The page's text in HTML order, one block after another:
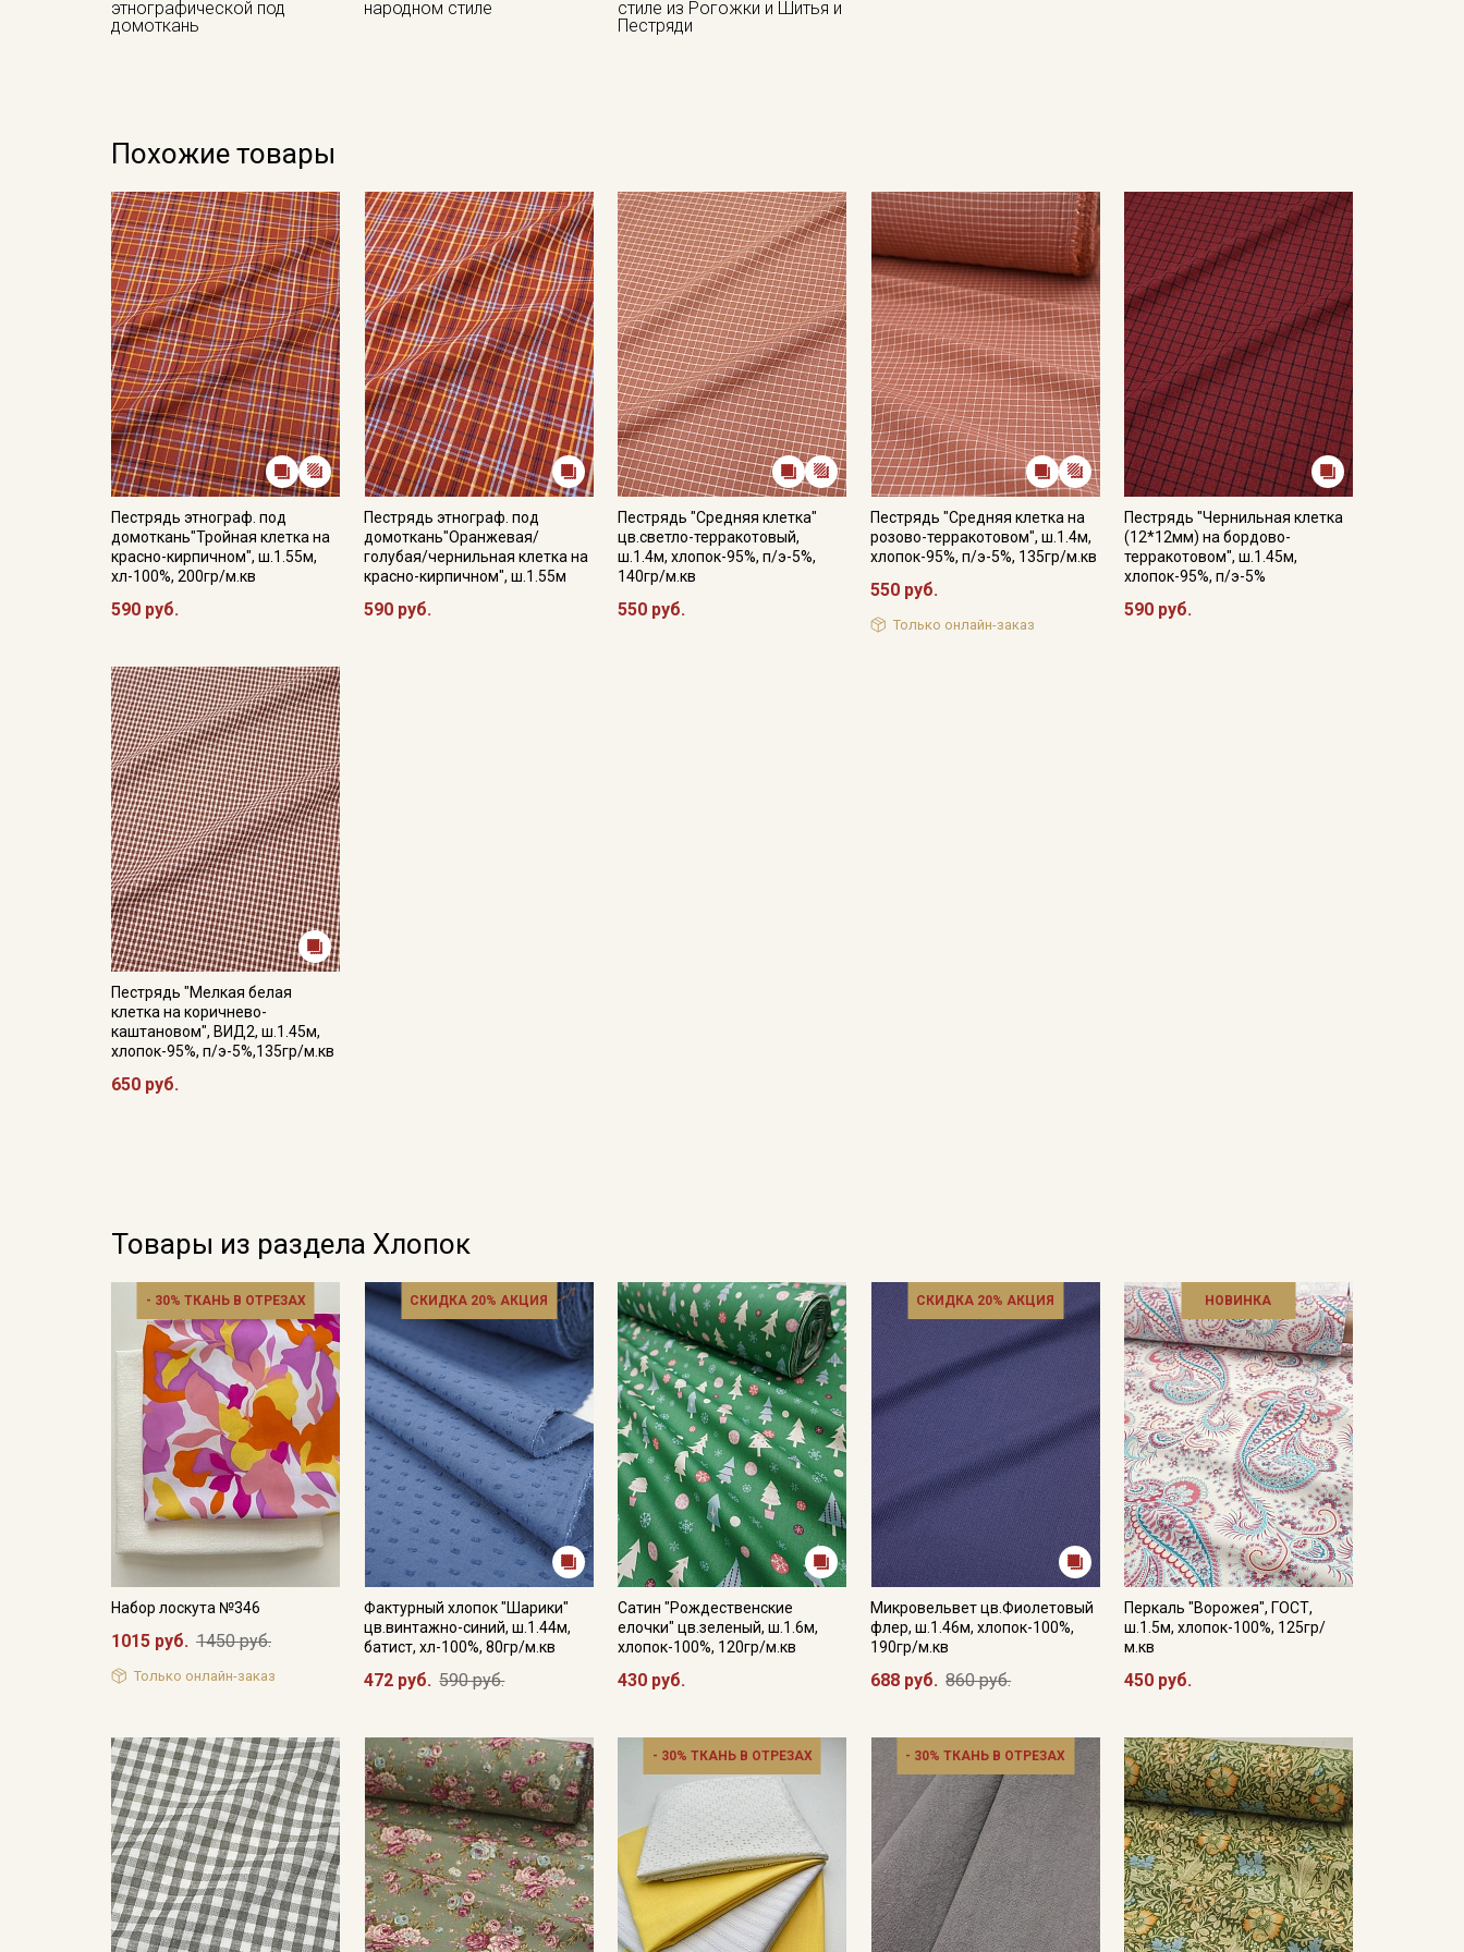
этнографической под
домоткань
народном стиле
стиле из Рогожки и Шитья и
Пестряди
Похожие товары
Пестрядь этнограф. под
домоткань"Тройная клетка на
красно-кирпичном", ш.1.55м,
хл-100%, 200гр/м.кв
590 руб.
Пестрядь этнограф. под
домоткань"Оранжевая/
голубая/чернильная клетка на
красно-кирпичном", ш.1.55м
590 руб.
Пестрядь "Средняя клетка"
цв.светло-терракотовый,
ш.1.4м, хлопок-95%, п/э-5%,
140гр/м.кв
550 руб.
Пестрядь "Средняя клетка на
розово-терракотовом", ш.1.4м,
хлопок-95%, п/э-5%, 135гр/м.кв
550 руб.
Только онлайн-заказ
Пестрядь "Чернильная клетка
(12*12мм) на бордово-
терракотовом", ш.1.45м,
хлопок-95%, п/э-5%
590 руб.
Пестрядь "Мелкая белая
клетка на коричнево-
каштановом", ВИД2, ш.1.45м,
хлопок-95%, п/э-5%,135гр/м.кв
650 руб.
Товары из раздела Хлопок
- 30% ТКАНЬ В ОТРЕЗАХ
Набор лоскута №346
1015 руб. 1450 руб.
Только онлайн-заказ
СКИДКА 20% АКЦИЯ
Фактурный хлопок "Шарики"
цв.винтажно-синий, ш.1.44м,
батист, хл-100%, 80гр/м.кв
472 руб. 590 руб.
Сатин "Рождественские
елочки" цв.зеленый, ш.1.6м,
хлопок-100%, 120гр/м.кв
430 руб.
СКИДКА 20% АКЦИЯ
Микровельвет цв.Фиолетовый
флер, ш.1.46м, хлопок-100%,
190гр/м.кв
688 руб. 860 руб.
НОВИНКА
Перкаль "Ворожея", ГОСТ,
ш.1.5м, хлопок-100%, 125гр/
м.кв
450 руб.
- 30% ТКАНЬ В ОТРЕЗАХ - 30% ТКАНЬ В ОТРЕЗАХ
Секретная рассылка от
Купава
Мы публикуем здесь дополнительные
промокоды и скидки до 30% на узкие
категории тканей
Электронная почта
Подписаться
Ознакомлен(а) сПолитикой обработки персональных
и даюСогласие на обработку персональных